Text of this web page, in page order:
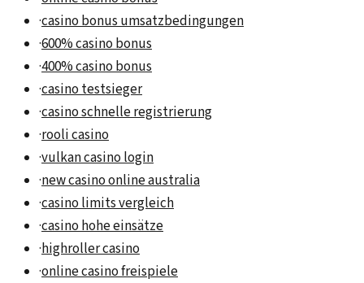
·casino bonus umsatzbedingungen
·600% casino bonus
·400% casino bonus
·casino testsieger
·casino schnelle registrierung
·rooli casino
·vulkan casino login
·new casino online australia
·casino limits vergleich
·casino hohe einsätze
·highroller casino
·online casino freispiele